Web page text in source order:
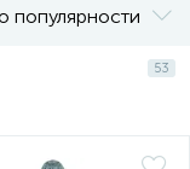
популярности
53